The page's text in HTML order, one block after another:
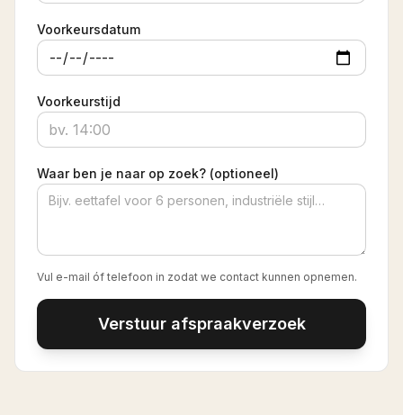
Voorkeursdatum
Voorkeurstijd
Waar ben je naar op zoek? (optioneel)
Vul e-mail óf telefoon in zodat we contact kunnen opnemen.
Verstuur afspraakverzoek